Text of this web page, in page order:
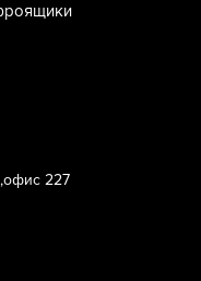
227